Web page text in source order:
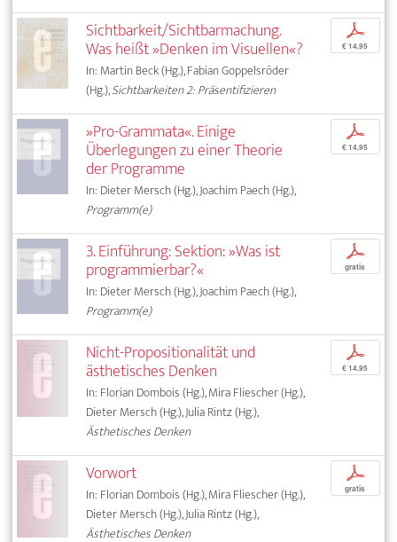
Sichtbarkeit/Sichtbarmachung.
Was heißt »Denken im Visuellen«?
In: Martin Beck (Hg.), Fabian Goppelsröder
(Hg.),Sichtbarkeiten 2: Präsentifizieren
p
€ 14,95
»Pro-Grammata«. Einige
Überlegungen zu einer Theorie
der Programme
In: Dieter Mersch (Hg.), Joachim Paech (Hg.),
Programm(e)
p
€ 14,95
3. Einführung: Sektion: »Was ist
programmierbar?«
In: Dieter Mersch (Hg.), Joachim Paech (Hg.),
Programm(e)
p
gratis
Nicht-Propositionalität und
ästhetisches Denken
In: Florian Dombois (Hg.), Mira Fliescher (Hg.),
Dieter Mersch (Hg.), Julia Rintz (Hg.),
Ästhetisches Denken
p
€ 14,95
Vorwort
In: Florian Dombois (Hg.), Mira Fliescher (Hg.),
Dieter Mersch (Hg.), Julia Rintz (Hg.),
Ästhetisches Denken
p
gratis